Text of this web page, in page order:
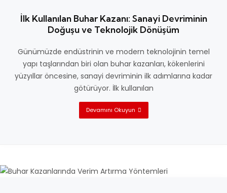
İlk Kullanılan Buhar Kazanı: Sanayi Devriminin
Doğuşu ve Teknolojik Dönüşüm
Günümüzde endüstrinin ve modern teknolojinin temel
yapı taşlarından biri olan buhar kazanları, kökenlerini
yüzyıllar öncesine, sanayi devriminin ilk adımlarına kadar
götürüyor. İlk kullanılan
Devamını Okuyun